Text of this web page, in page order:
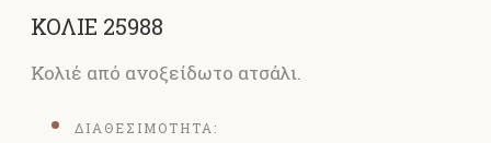
ΚΟΛΙΕ 25988
Κολιέ από ανοξείδωτο ατσάλι.
ΔΙΑΘΕΣΙΜΟΤΗΤΑ: